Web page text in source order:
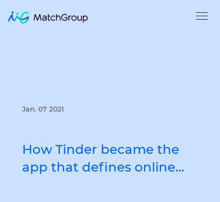
Jan. 07 2021
How Tinder became the
app that defines online…